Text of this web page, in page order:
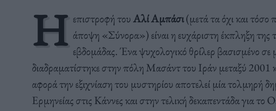
Η επιστροφή τουΑλί Αμπάσι(μετά τα όχι και τόσο
άποψη «Σύνορα») είναι η ευχάριστη έκπληξη της
εβδομάδας. Ένα ψυχολογικό θρίλερ βασισμένο σε
διαδραματίστηκε στην πόλη Μασάντ του Ιράν μεταξύ
αφορά την εξιχνίαση του μυστηρίου αποτελεί μία τολμηρή
Ερμηνείας στις Κάννες και στην τελική δεκαπεντάδα για